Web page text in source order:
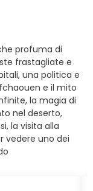
profuma di
frastagliate e
una politica e
e il mito
la magia di
nel deserto,
la visita alla
vedere uno dei